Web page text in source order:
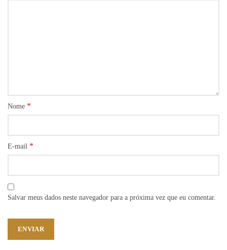
Nome *
E-mail *
Salvar meus dados neste navegador para a próxima vez que eu comentar.